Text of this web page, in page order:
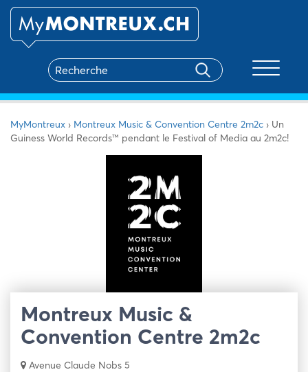
MyMontreux › Montreux Music & Convention Centre 2m2c › Un
Guiness World Records™ pendant le Festival of Media au 2m2c!
Montreux Music &
Convention Centre 2m2c
Avenue Claude Nobs 5